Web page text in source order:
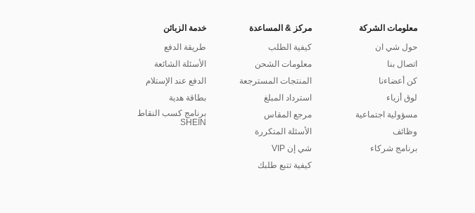
معلومات الشركة
حول شي ان
اتصال بنا
كن أعضاءنا
لوق أزياء
مسؤولية اجتماعية
وظائف
برنامج شركاء
مركز & المساعدة
كيفية الطلب
معلومات الشحن
المنتجات المسترجعة
استرداد المبلغ
مرجع المقاس
الأسئلة المتكررة
شي إن VIP
كيفية تتبع طلبك
خدمة الزبائن
طريقة الدفع
الأسئلة الشائعة
الدفع عند الإستلام
بطاقة هدية
برنامج كسب النقاط
SHEIN